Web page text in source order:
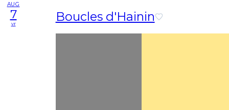
AUG
7
vr Boucles d'Hainin